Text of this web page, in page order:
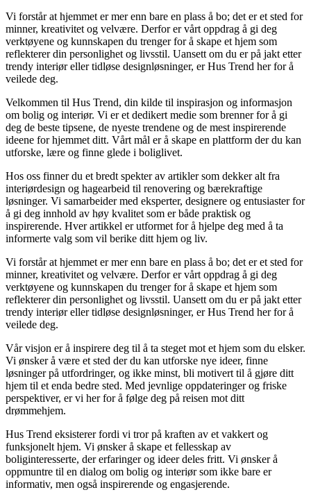
Vi forstår at hjemmet er mer enn bare en plass å bo; det er et sted for
minner, kreativitet og velvære. Derfor er vårt oppdrag å gi deg
verktøyene og kunnskapen du trenger for å skape et hjem som
reflekterer din personlighet og livsstil. Uansett om du er på jakt etter
trendy interiør eller tidløse designløsninger, er Hus Trend her for å
veilede deg.
Velkommen til Hus Trend, din kilde til inspirasjon og informasjon
om bolig og interiør. Vi er et dedikert medie som brenner for å gi
deg de beste tipsene, de nyeste trendene og de mest inspirerende
ideene for hjemmet ditt. Vårt mål er å skape en plattform der du kan
utforske, lære og finne glede i boliglivet.
Hos oss finner du et bredt spekter av artikler som dekker alt fra
interiørdesign og hagearbeid til renovering og bærekraftige
løsninger. Vi samarbeider med eksperter, designere og entusiaster for
å gi deg innhold av høy kvalitet som er både praktisk og
inspirerende. Hver artikkel er utformet for å hjelpe deg med å ta
informerte valg som vil berike ditt hjem og liv.
Vi forstår at hjemmet er mer enn bare en plass å bo; det er et sted for
minner, kreativitet og velvære. Derfor er vårt oppdrag å gi deg
verktøyene og kunnskapen du trenger for å skape et hjem som
reflekterer din personlighet og livsstil. Uansett om du er på jakt etter
trendy interiør eller tidløse designløsninger, er Hus Trend her for å
veilede deg.
Vår visjon er å inspirere deg til å ta steget mot et hjem som du elsker.
Vi ønsker å være et sted der du kan utforske nye ideer, finne
løsninger på utfordringer, og ikke minst, bli motivert til å gjøre ditt
hjem til et enda bedre sted. Med jevnlige oppdateringer og friske
perspektiver, er vi her for å følge deg på reisen mot ditt
drømmehjem.
Hus Trend eksisterer fordi vi tror på kraften av et vakkert og
funksjonelt hjem. Vi ønsker å skape et fellesskap av
boliginteresserte, der erfaringer og ideer deles fritt. Vi ønsker å
oppmuntre til en dialog om bolig og interiør som ikke bare er
informativ, men også inspirerende og engasjerende.